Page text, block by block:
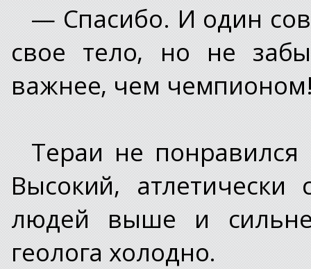
— Спасибо. И один
свое тело, но не
важнее, чем
Тераи не понравился
Высокий,
людей выше и
геолога холодно.